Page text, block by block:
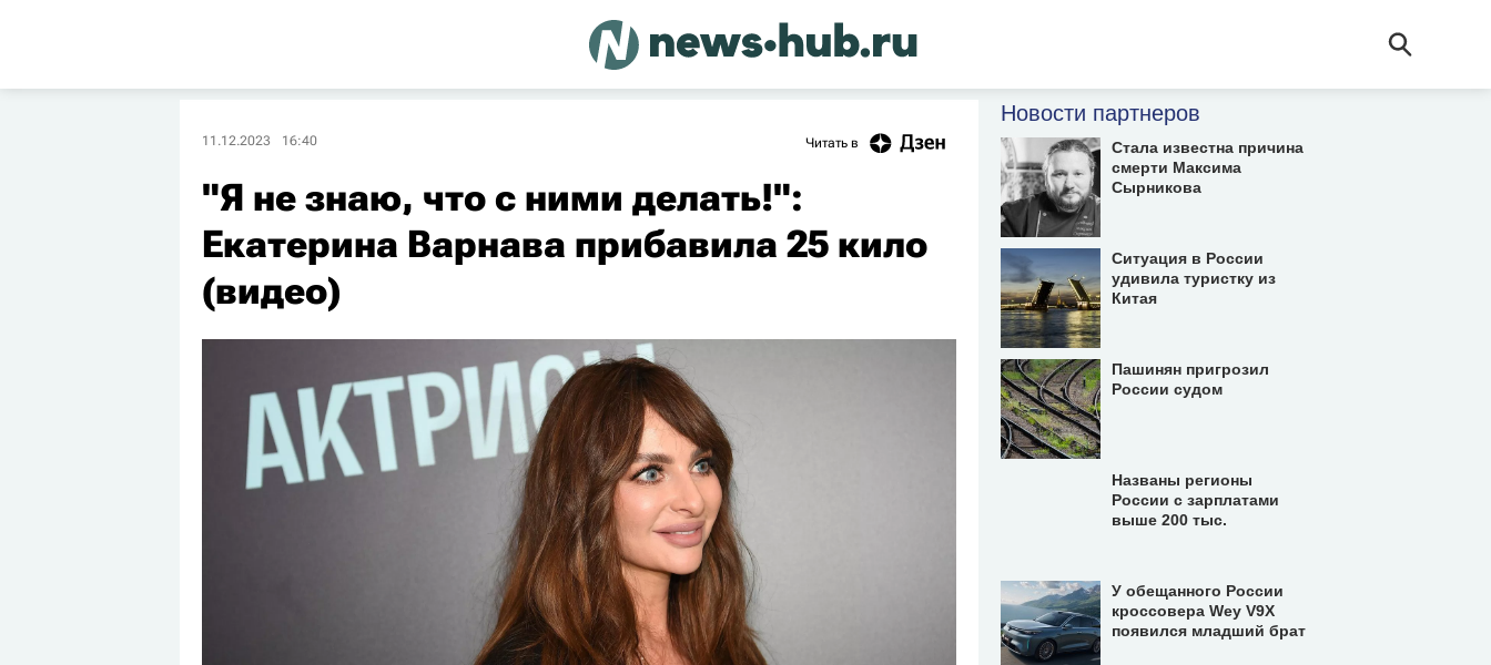
11.12.2023 16:40 Читать в
"Я не знаю, что с ними делать!":
Екатерина Варнава прибавила 25 кило
(видео)
Новости партнеров
Стала известна причина
смерти Максима
Сырникова
Ситуация в России
удивила туристку из
Китая
Пашинян пригрозил
России судом
Названы регионы
России с зарплатами
выше 200 тыс.
У обещанного России
кроссовера Wey V9X
появился младший брат